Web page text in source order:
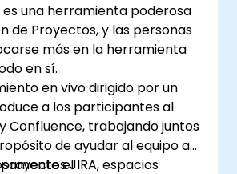
es una herramienta poderosa
de Proyectos, y las personas
más en la herramienta
en sí.
en vivo dirigido por un
a los participantes al
Confluence, trabajando juntos
de ayudar al equipo a
el
JIRA, espacios